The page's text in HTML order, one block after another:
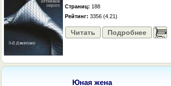
Страниц: 188
Рейтинг: 3356 (4.21)
Читать Подробнее ......
Юная жена